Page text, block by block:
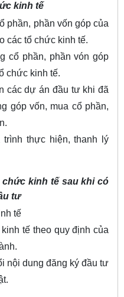
kinh tế
phần, phần vốn góp của
các tổ chức kinh tế.
cổ phần, phần vón góp
chức kinh tế.
các dự án đầu tư khi đã
góp vốn, mua cổ phần,
thực hiện, thanh lý
kinh tế sau khi có
tư
tế
tế theo quy định của
nội dung đăng ký đầu tư